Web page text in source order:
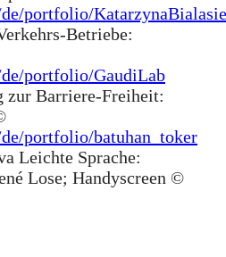
portfolio/
Betriebe:
portfolio/GaudiLab
zur Barriere-Freiheit:
portfolio/batuhan_toker
Leichte Sprache:
Lose; Handyscreen ©